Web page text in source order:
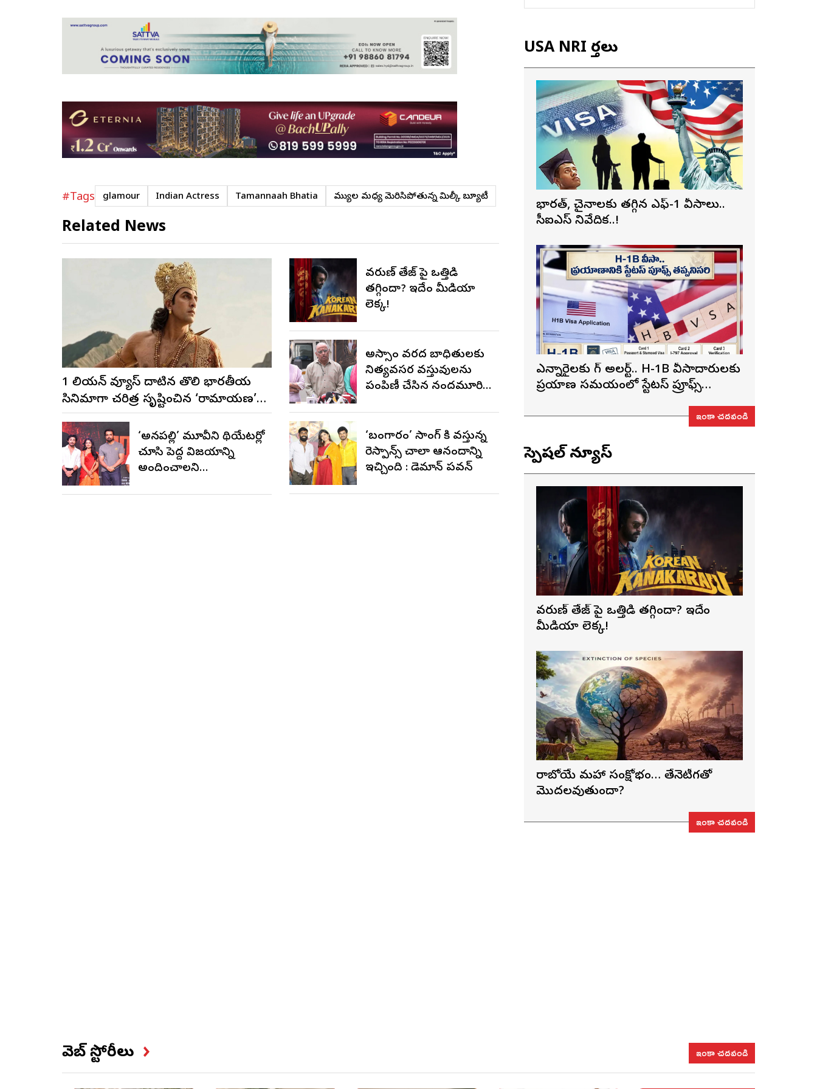
#Tags glamour Indian Actress Tamannaah Bhatia ముత్యాల మ‌ధ్య మెరిసిపోతున్న మిల్కీ బ్యూటీ
Related News
1 బిలియన్ వ్యూస్ దాటిన తొలి భారతీయ
సినిమాగా చరిత్ర సృష్టించిన ‘రామాయణ’
ట్రైలర్
‘అనకాపల్లి’ మూవీని థియేటర్లో
చూసి పెద్ద విజయాన్ని
అందించాలని
వరుణ్ తేజ్‌ పై ఒత్తిడి
తగ్గిందా? ఇదేం మీడియా
లెక్క!
అస్సాం వరద బాధితులకు
నిత్యవసర వస్తువులను
పంపిణీ చేసిన నందమూరి
‘బంగారం’ సాంగ్ కి వస్తున్న
రెస్పాన్స్ చాలా ఆనందాన్ని
ఇచ్చింది : డెమాన్ పవన్
USA NRI వార్తలు
భారత్, చైనాలకు తగ్గిన ఎఫ్-1 వీసాలు..
సీఐఎస్ నివేదిక..!
ఎన్నారైలకు బిగ్ అలర్ట్.. H-1B వీసాదారులకు
ప్రయాణ సమయంలో స్టేటస్ ప్రూఫ్స్
ఇంకా చదవండి
స్పెషల్ న్యూస్
వరుణ్ తేజ్‌ పై ఒత్తిడి తగ్గిందా? ఇదేం
మీడియా లెక్క!
రాబోయే మహా సంక్షోభం… తేనెటీగతో
మొదలవుతుందా?
ఇంకా చదవండి
వెబ్ స్టోరీలు ఇంకా చదవండి